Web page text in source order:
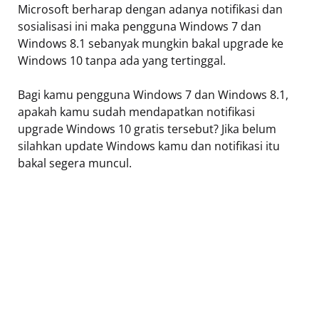
Microsoft berharap dengan adanya notifikasi dan
sosialisasi ini maka pengguna Windows 7 dan
Windows 8.1 sebanyak mungkin bakal upgrade ke
Windows 10 tanpa ada yang tertinggal.
Bagi kamu pengguna Windows 7 dan Windows 8.1,
apakah kamu sudah mendapatkan notifikasi
upgrade Windows 10 gratis tersebut? Jika belum
silahkan update Windows kamu dan notifikasi itu
bakal segera muncul.